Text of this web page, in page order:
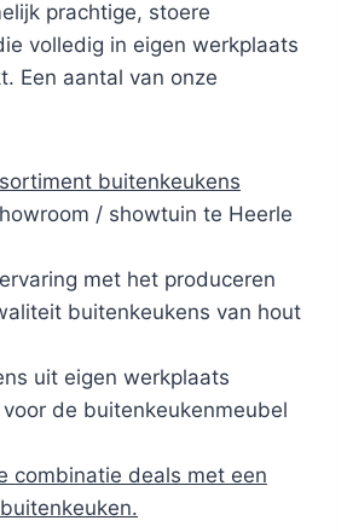
prachtige, stoere
volledig in eigen werkplaats
Een aantal van onze
buitenkeukens
/ showtuin te Heerle
met het produceren
buitenkeukens van hout
uit eigen werkplaats
de buitenkeukenmeubel
combinatie deals met een